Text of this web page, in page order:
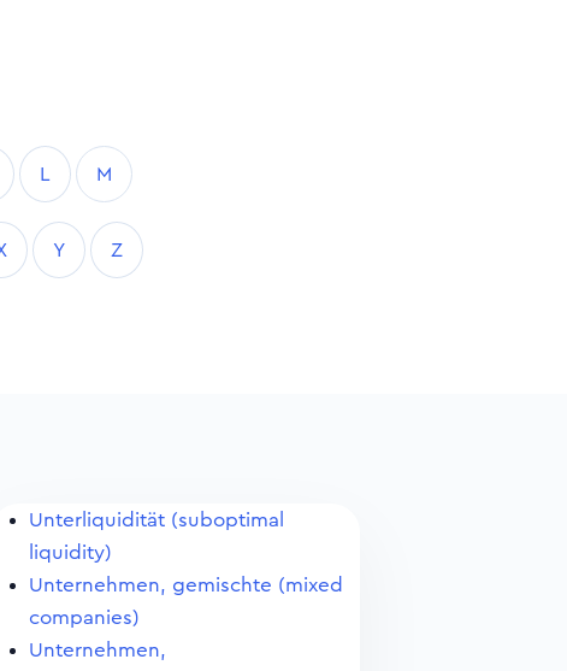
L M
Y Z
Unterliquidität (suboptimal
liquidity)
Unternehmen, gemischte (mixed
companies)
Unternehmen,